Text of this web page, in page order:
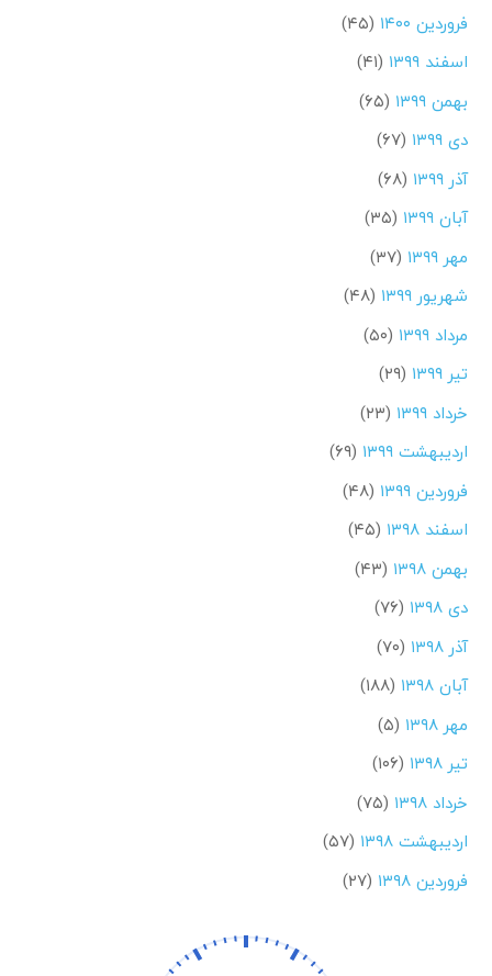
فروردین ۱۴۰۰
(۴۵)
اسفند ۱۳۹۹
(۴۱)
بهمن ۱۳۹۹
(۶۵)
دی ۱۳۹۹
(۶۷)
آذر ۱۳۹۹
(۶۸)
آبان ۱۳۹۹
(۳۵)
مهر ۱۳۹۹
(۳۷)
شهریور ۱۳۹۹
(۴۸)
مرداد ۱۳۹۹
(۵۰)
تیر ۱۳۹۹
(۲۹)
خرداد ۱۳۹۹
(۲۳)
اردیبهشت ۱۳۹۹
(۶۹)
فروردین ۱۳۹۹
(۴۸)
اسفند ۱۳۹۸
(۴۵)
بهمن ۱۳۹۸
(۴۳)
دی ۱۳۹۸
(۷۶)
آذر ۱۳۹۸
(۷۰)
آبان ۱۳۹۸
(۱۸۸)
مهر ۱۳۹۸
(۵)
تیر ۱۳۹۸
(۱۰۶)
خرداد ۱۳۹۸
(۷۵)
اردیبهشت ۱۳۹۸
(۵۷)
فروردین ۱۳۹۸
(۲۷)